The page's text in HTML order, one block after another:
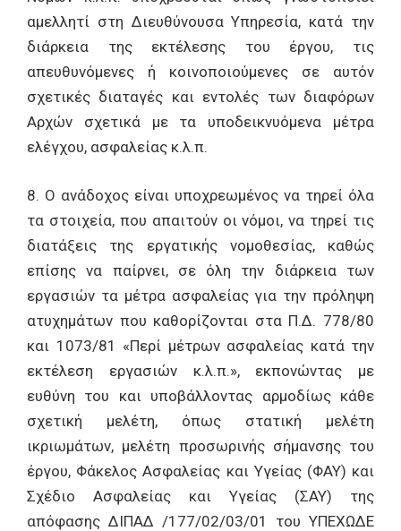
αμελλητί στη Διευθύνουσα Υπηρεσία, κατά την
διάρκεια της εκτέλεσης του έργου, τις
απευθυνόμενες ή κοινοποιούμενες σε αυτόν
σχετικές διαταγές και εντολές των διαφόρων
Αρχών σχετικά με τα υποδεικνυόμενα μέτρα
ελέγχου, ασφαλείας κ.λ.π.
8. Ο ανάδοχος είναι υποχρεωμένος να τηρεί όλα
τα στοιχεία, που απαιτούν οι νόμοι, να τηρεί τις
διατάξεις της εργατικής νομοθεσίας, καθώς
επίσης να παίρνει, σε όλη την διάρκεια των
εργασιών τα μέτρα ασφαλείας για την πρόληψη
ατυχημάτων που καθορίζονται στα Π.Δ. 778/80
και 1073/81 «Περί μέτρων ασφαλείας κατά την
εκτέλεση εργασιών κ.λ.π.», εκπονώντας με
ευθύνη του και υποβάλλοντας αρμοδίως κάθε
σχετική μελέτη, όπως στατική μελέτη
ικριωμάτων, μελέτη προσωρινής σήμανσης του
έργου, Φάκελος Ασφαλείας και Υγείας (ΦΑΥ) και
Σχέδιο Ασφαλείας και Υγείας (ΣΑΥ) της
απόφασης ΔΙΠΑΔ /177/02/03/01 του ΥΠΕΧΩΔΕ